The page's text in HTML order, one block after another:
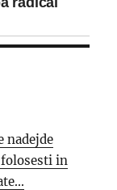
nadejde
in